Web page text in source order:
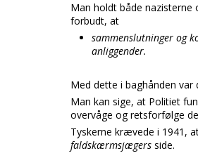
Man holdt både
forbudt, at
sammenslutninger og
anliggender.
Med dette i baghånden
Man kan sige, at Politiet
overvåge og retsforfølge
Tyskerne krævede i 1941,
faldskærmsjægers side.